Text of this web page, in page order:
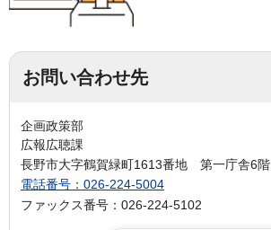
お問い合わせ先
企画政策部
広報広聴課
長野市大字鶴賀緑町1613番地 第一庁舎6階
電話番号：026-224-5004
ファックス番号：026-224-5102